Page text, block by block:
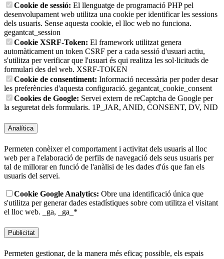
Cookie de sessió: El llenguatge de programació PHP pel
desenvolupament web utilitza una cookie per identificar les sessions
dels usuaris. Sense aquesta cookie, el lloc web no funciona.
gegantcat_session
Cookie XSRF-Token: El framework utilitzat genera
automàticament un token CSRF per a cada sessió d'usuari actiu,
s'utilitza per verificar que l'usuari és qui realitza les sol·licituds de
formulari des del web. XSRF-TOKEN
Cookie de consentiment: Informació necessària per poder desar
les preferències d'aquesta configuració. gegantcat_cookie_consent
Cookies de Google: Servei extern de reCaptcha de Google per
la seguretat dels formularis. 1P_JAR, ANID, CONSENT, DV, NID
Analítica
Permeten conèixer el comportament i activitat dels usuaris al lloc
web per a l'elaboració de perfils de navegació dels seus usuaris per
tal de millorar en funció de l'anàlisi de les dades d'ús que fan els
usuaris del servei.
Cookie Google Analytics: Obre una identificació única que
s'utilitza per generar dades estadístiques sobre com utilitza el visitant
el lloc web.
_ga, _ga_*
Publicitat
Permeten gestionar, de la manera més eficaç possible, els espais